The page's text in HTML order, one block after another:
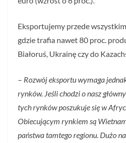
Eksportujemy przede
gdzie trafia nawet 80 proc.
Białoruś, Ukrainę czy do
– Rozwój eksportu wymaga
rynków. Jeśli chodzi o nasz
tych rynków poszukuje się w
Obiecującym rynkiem są
państwa tamtego regionu. Dużo